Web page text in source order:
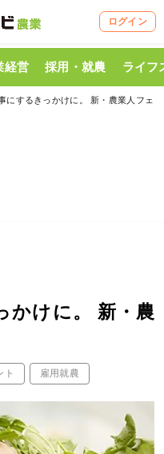
ログイン
経営 採用・就農 ライフ
にするきっかけに。 新・農業人フェ
かけに。 新・農
ト 雇用就農